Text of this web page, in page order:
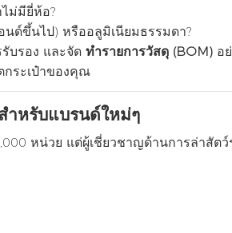
ม่มียี่ห้อ?
ด์ขึ้นไป) หรืออลูมิเนียมธรรมดา?
บรอง และจัด ทำรายการวัสดุ (BOM)อย่
กระเป๋าของคุณ
หรับแบรนด์ใหม่ๆ
หน่วย แต่ผู้เชี่ยวชาญด้านการล่าสัตว์